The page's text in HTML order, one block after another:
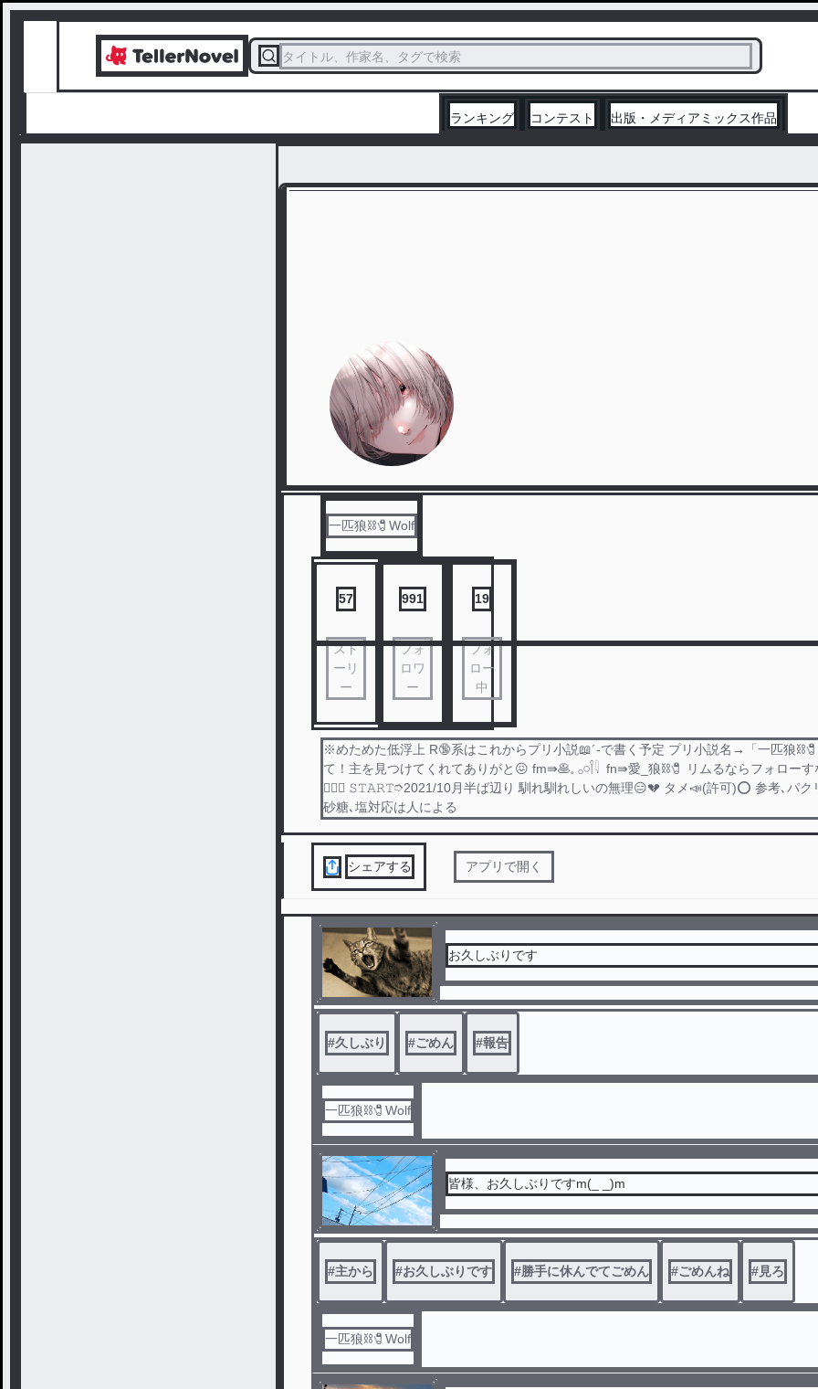
タイトル、作家名、タグで検索
ランキング コンテスト 出版・メディアミックス作品
一匹狼⛓️🧷Wolf
57
スト
ーリ
ー
991
フォ
ロワ
ー
19
フォ
ロー
中
※めためた低浮上 R🔞系はこれからプリ小説📖´-で書く予定 プリ小説名→「一匹狼
て！主を見つけてくれてありがと😖 fm⇛🥞𓈒 𓂂𓏸𓌉𓇋 ‎ fn⇛愛_狼⛓️🧷 リムるならフォロー
🙅🏻‍♀️ 𝚂𝚃𝙰𝚁𝚃➮2021/10月半ば辺り 馴れ馴れしいの無理😑💔 タメ📣(許可)⭕ 参考､パク
砂糖､塩対応は人による
シェアする アプリで開く
お久しぶりです
#久しぶり #ごめん #報告
一匹狼⛓️🧷Wolf
皆様、お久しぶりですm(_ _)m
#主から #お久しぶりです #勝手に休んでてごめん #ごめんね #見ろ
一匹狼⛓️🧷Wolf